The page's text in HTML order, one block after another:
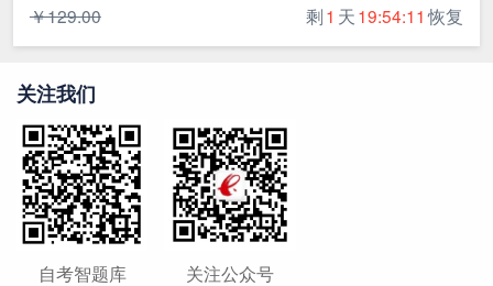
￥129.00 剩1 天19:54:10 恢复
关注我们
自考智题库 关注公众号